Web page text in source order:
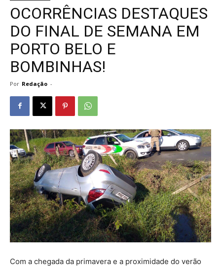
OCORRÊNCIAS DESTAQUES
DO FINAL DE SEMANA EM
PORTO BELO E
BOMBINHAS!
Por Redação -
Com a chegada da primavera e a proximidade do verão